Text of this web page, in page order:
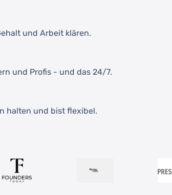
und Arbeit klären.
und Profis - und das 24/7.
halten und bist flexibel.